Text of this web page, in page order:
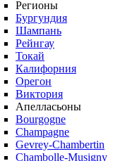
Регионы
Бургундия
Шампань
Рейнгау
Токай
Калифорния
Орегон
Виктория
Апелласьоны
Bourgogne
Champagne
Gevrey-Chambertin
Chambolle-Musigny